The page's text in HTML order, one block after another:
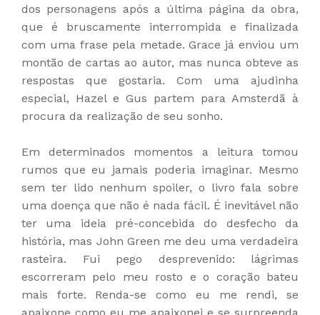
dos personagens após a última página da obra,
que é bruscamente interrompida e finalizada
com uma frase pela metade. Grace já enviou um
montão de cartas ao autor, mas nunca obteve as
respostas que gostaria. Com uma ajudinha
especial, Hazel e Gus partem para Amsterdã à
procura da realização de seu sonho.
Em determinados momentos a leitura tomou
rumos que eu jamais poderia imaginar. Mesmo
sem ter lido nenhum spoiler, o livro fala sobre
uma doença que não é nada fácil. É inevitável não
ter uma ideia pré-concebida do desfecho da
história, mas John Green me deu uma verdadeira
rasteira. Fui pego desprevenido: lágrimas
escorreram pelo meu rosto e o coração bateu
mais forte. Renda-se como eu me rendi, se